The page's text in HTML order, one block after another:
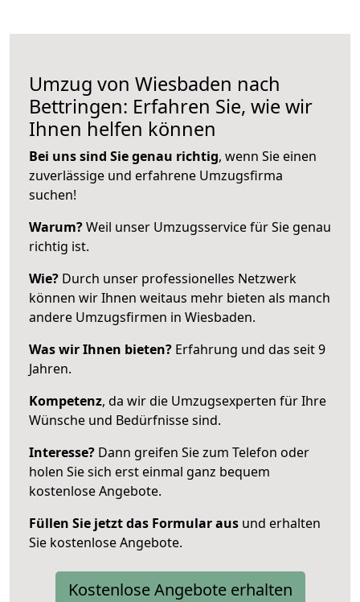
Umzug von Wiesbaden nach
Bettringen: Erfahren Sie, wie wir
Ihnen helfen können
Bei uns sind Sie genau richtig, wenn Sie einen
zuverlässige und erfahrene Umzugsfirma
suchen!
Warum?Weil unser Umzugsservice für Sie genau
richtig ist.
Wie? Durch unser professionelles Netzwerk
können wir Ihnen weitaus mehr bieten als manch
andere Umzugsfirmen in Wiesbaden.
Was wir Ihnen bieten? Erfahrung und das seit 9
Jahren.
Kompetenz, da wir die Umzugsexperten für Ihre
Wünsche und Bedürfnisse sind.
Interesse? Dann greifen Sie zum Telefon oder
holen Sie sich erst einmal ganz bequem
kostenlose Angebote.
Füllen Sie jetzt das Formular aus und erhalten
Sie kostenlose Angebote.
Kostenlose Angebote erhalten